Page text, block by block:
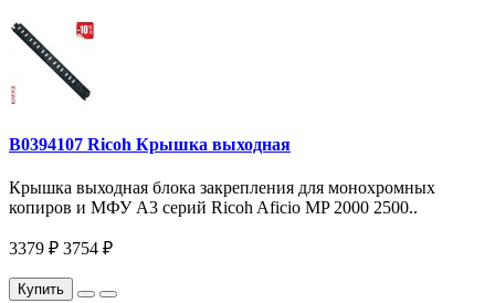
B0394107 Ricoh Крышка выходная
Крышка выходная блока закрепления для монохромных
копиров и МФУ A3 серий Ricoh Aficio MP 2000 2500..
3379 ₽ 3754 ₽
Купить